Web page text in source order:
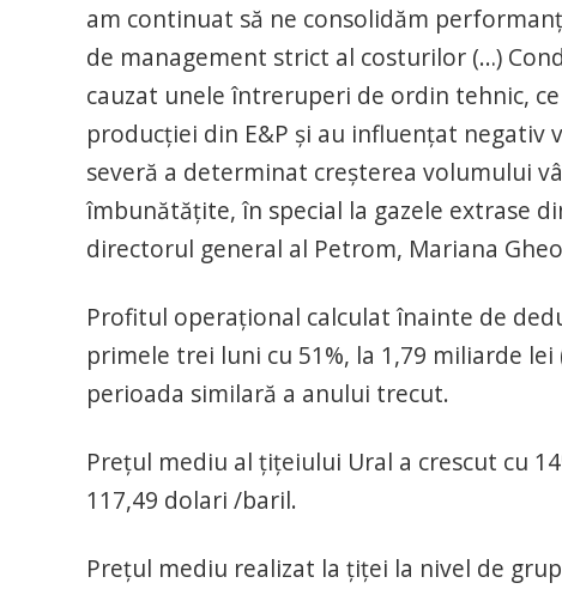
am continuat să ne consolidăm
de management strict al costurilor (…)
cauzat unele întreruperi de ordin tehnic,
producţiei din E&P şi au influenţat negativ
severă a determinat creşterea volumului
îmbunătăţite, în special la gazele extrase
directorul general al Petrom, Mariana
Profitul operaţional calculat înainte de
primele trei luni cu 51%, la 1,79 miliarde
perioada similară a anului trecut.
Preţul mediu al ţiţeiului Ural a crescut cu
117,49 dolari /baril.
Preţul mediu realizat la ţiţei la nivel de